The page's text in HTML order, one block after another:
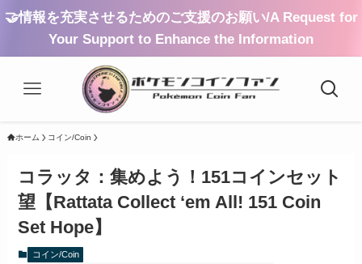
🤝情報を充実させるためのご支援のお願い/A Request for
Your Support to Enhance the Information
ホーム コイン/Coin
コラッタ：集めよう！151コインセット
望【Rattata Collect ‘em All! 151 Coin
Set Hope】
コイン/Coin